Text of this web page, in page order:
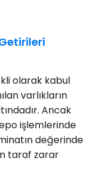
olarak kabul
varlıkların
Ancak
işlemlerinde
değerinde
taraf zarar